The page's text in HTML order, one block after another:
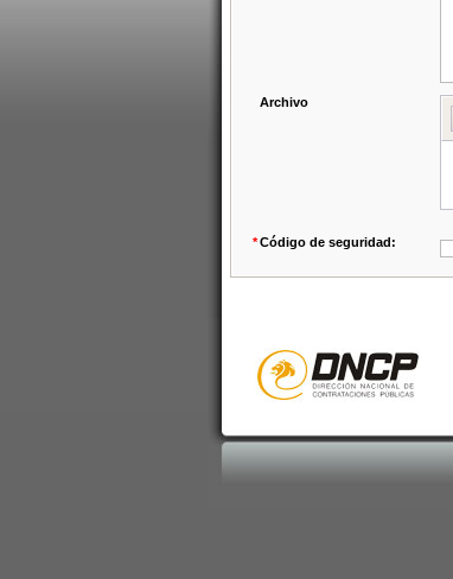
Archivo
*Código de seguridad: